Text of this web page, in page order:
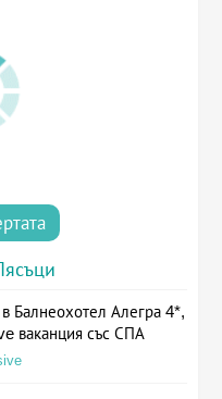
Балнеохотел Алегра 4*,
ваканция със СПА